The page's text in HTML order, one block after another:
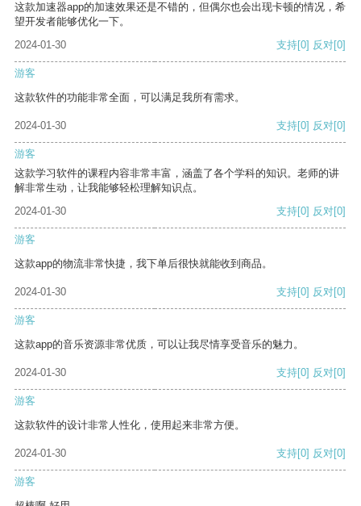
这款加速器app的加速效果还是不错的，但偶尔也会出现卡顿的情况，希
望开发者能够优化一下。
2024-01-30
支持[0] 反对[0]
游客
这款软件的功能非常全面，可以满足我所有需求。
2024-01-30 支持[0] 反对[0]
游客
这款学习软件的课程内容非常丰富，涵盖了各个学科的知识。老师的讲
解非常生动，让我能够轻松理解知识点。
2024-01-30
支持[0] 反对[0]
游客
这款app的物流非常快捷，我下单后很快就能收到商品。
2024-01-30 支持[0] 反对[0]
游客
这款app的音乐资源非常优质，可以让我尽情享受音乐的魅力。
2024-01-30 支持[0] 反对[0]
游客
这款软件的设计非常人性化，使用起来非常方便。
2024-01-30 支持[0] 反对[0]
游客